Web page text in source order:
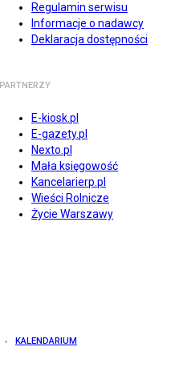
Regulamin serwisu
Informacje o nadawcy
Deklaracja dostępności
PARTNERZY
E-kiosk.pl
E-gazety.pl
Nexto.pl
Mała księgowość
Kancelarierp.pl
Wieści Rolnicze
Życie Warszawy
KALENDARIUM